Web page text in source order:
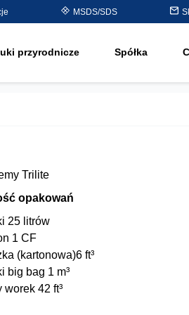
MSDS/SDS
przyrodnicze Spółka
Purolite™
Table
Trilite
opakowań
25 litrów
1 CF
(kartonowa)6 ft³
big bag 1 m³
worek 42 ft³